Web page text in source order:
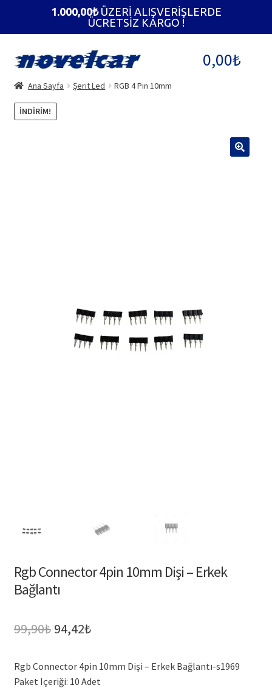
geç
geç
0,00₺
Ana Sayfa Şerit Led RGB 4 Pin 10mm
İNDIRIM!
Rgb Connector 4pin 10mm Dişi – Erkek
Bağlantı
99,90₺ Orijinal
99,90₺.
94,42₺Şu
fiyat:
Rgb Connector 4pin 10mm Dişi – Erkek Bağlantı-s1969
Paket Içeriği: 10 Adet
1.000,00₺ÜZERİ ALIŞVERİŞLERDE
ÜCRETSİZ KARGO !